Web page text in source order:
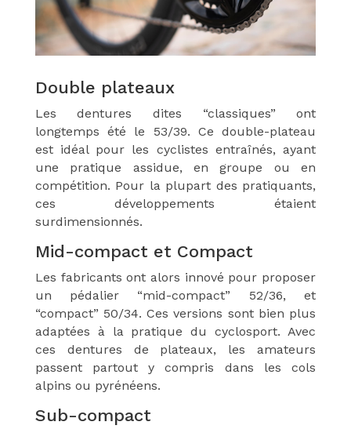
Double plateaux
Les dentures dites “classiques” ont
longtemps été le 53/39. Ce double-plateau
est idéal pour les cyclistes entraînés, ayant
une pratique assidue, en groupe ou en
compétition. Pour la plupart des pratiquants,
ces développements étaient
surdimensionnés.
Mid-compact et Compact
Les fabricants ont alors innové pour proposer
un pédalier “mid-compact” 52/36, et
“compact” 50/34. Ces versions sont bien plus
adaptées à la pratique du cyclosport. Avec
ces dentures de plateaux, les amateurs
passent partout y compris dans les cols
alpins ou pyrénéens.
Sub-compact